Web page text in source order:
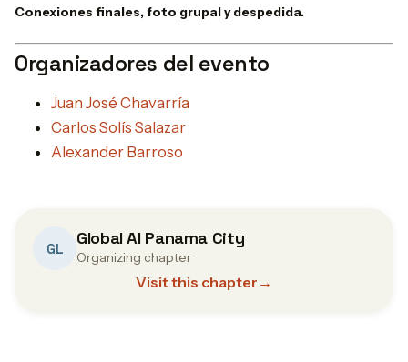
Conexiones finales, foto grupal y despedida.
Organizadores del evento
Juan José Chavarría
Carlos Solís Salazar
Alexander Barroso
GL Global AI Panama City
Organizing chapter
Visit this chapter →